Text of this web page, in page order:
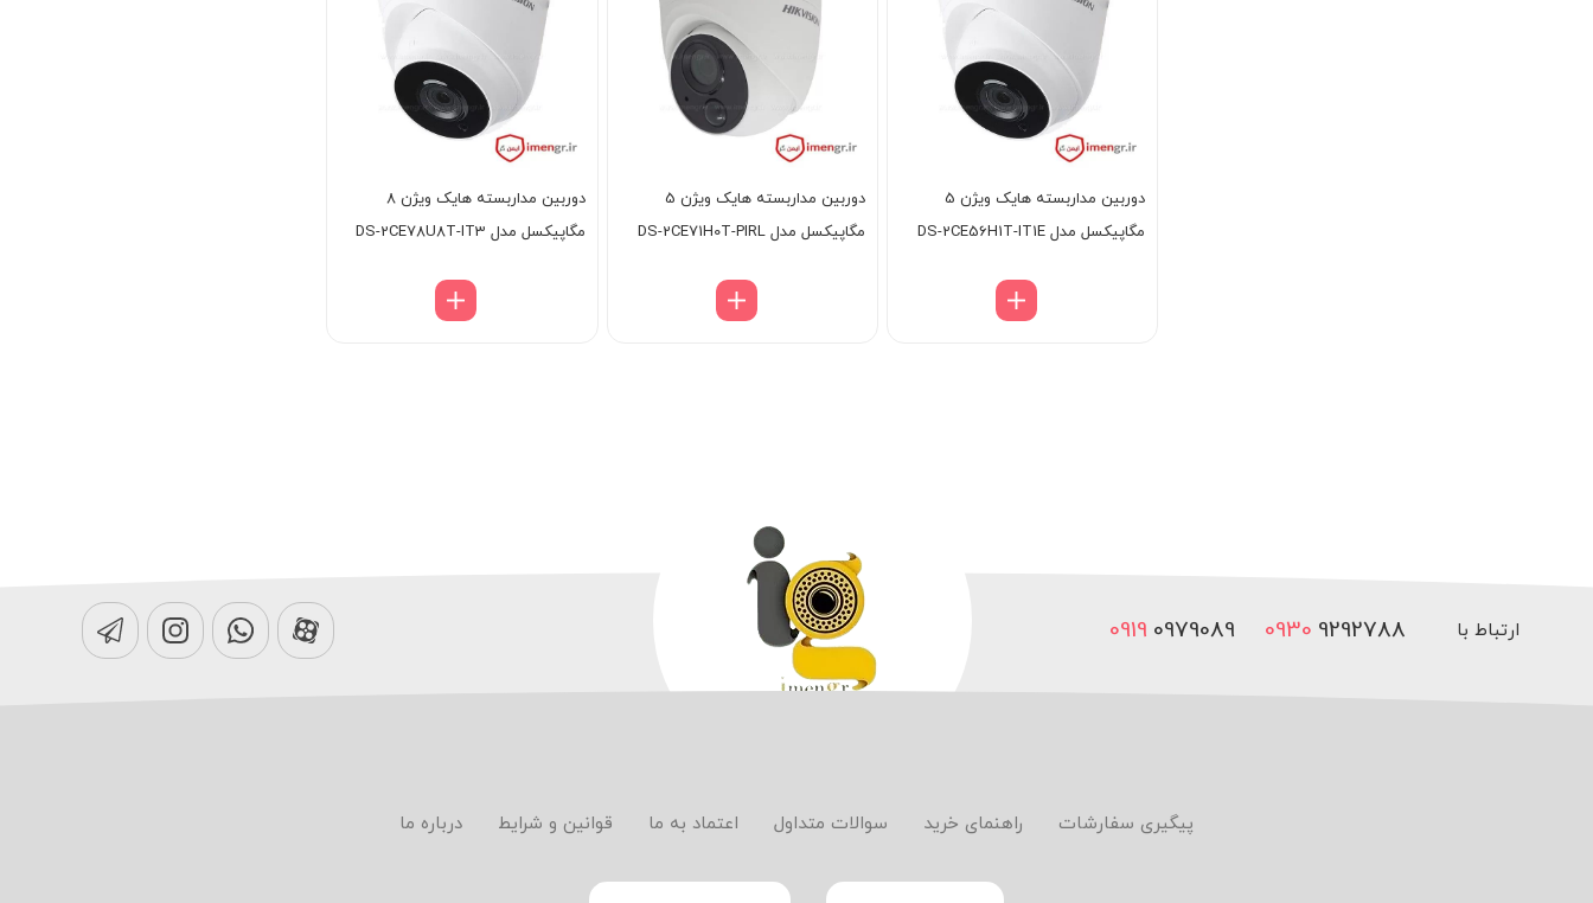
دوربین مداربسته هایک ویژن 5
مگاپیکسل مدل DS-2CE56H1T-IT1E
دوربین مداربسته هایک ویژن 5
مگاپیکسل مدل DS-2CE71H0T-PIRL
دوربین مداربسته هایک ویژن 8
مگاپیکسل مدل DS-2CE78U8T-IT3
ارتباط با 0919 0979089 0930 9292788
پیگیری سفارشات راهنمای خرید سوالات متداول اعتماد به ما قوانین و شرایط درباره ما